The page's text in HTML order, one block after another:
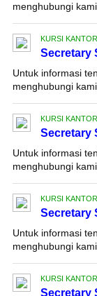
menghubungi
KURSI KANTOR
Secretary
Untuk informasi
menghubungi
KURSI KANTOR
Secretary
Untuk informasi
menghubungi
KURSI KANTOR
Secretary
Untuk informasi
menghubungi
KURSI KANTOR
Secretary